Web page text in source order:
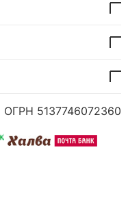
5137746072360